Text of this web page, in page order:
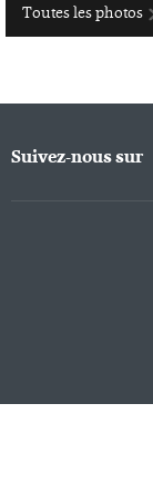
Toutes les photos
Suivez-nous sur